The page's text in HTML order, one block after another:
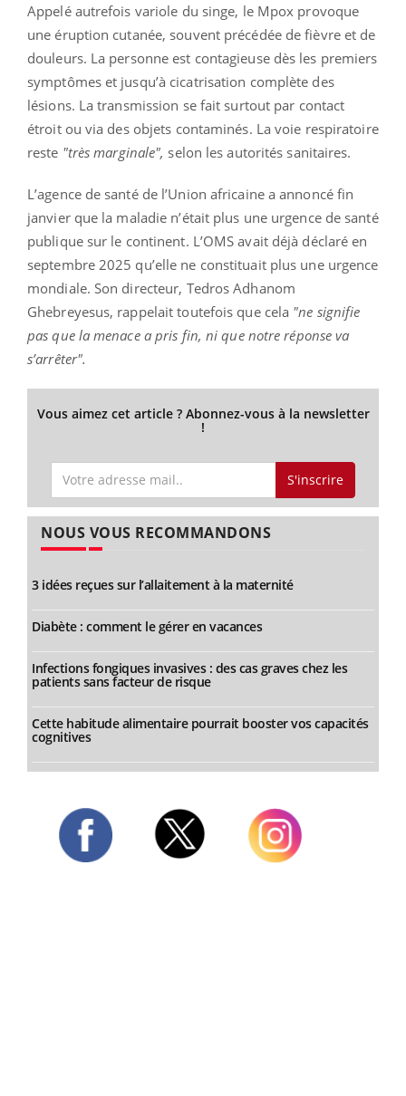
Appelé autrefois variole du singe, le Mpox provoque
une éruption cutanée, souvent précédée de fièvre et de
douleurs. La personne est contagieuse dès les premiers
symptômes et jusqu’à cicatrisation complète des
lésions. La transmission se fait surtout par contact
étroit ou via des objets contaminés. La voie respiratoire
reste "très marginale", selon les autorités sanitaires.
L’agence de santé de l’Union africaine a annoncé fin
janvier que la maladie n’était plus une urgence de santé
publique sur le continent. L’OMS avait déjà déclaré en
septembre 2025 qu’elle ne constituait plus une urgence
mondiale. Son directeur, Tedros Adhanom
Ghebreyesus, rappelait toutefois que cela "ne signifie
pas que la menace a pris fin, ni que notre réponse va
s’arrêter".
Vous aimez cet article ? Abonnez-vous à la newsletter
!
S'inscrire
NOUS VOUS RECOMMANDONS
3 idées reçues sur l’allaitement à la maternité
Diabète : comment le gérer en vacances
Infections fongiques invasives : des cas graves chez les
patients sans facteur de risque
Cette habitude alimentaire pourrait booster vos capacités
cognitives